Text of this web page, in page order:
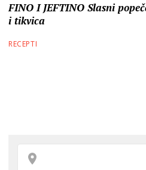
FINO I JEFTINO Slasni
i tikvica
RECEPTI